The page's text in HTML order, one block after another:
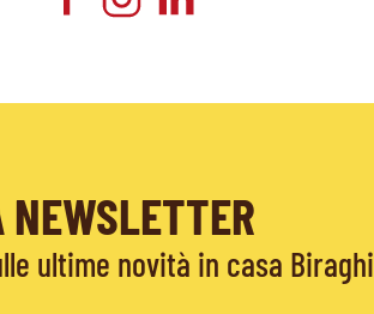
ultime novità in casa Biraghi